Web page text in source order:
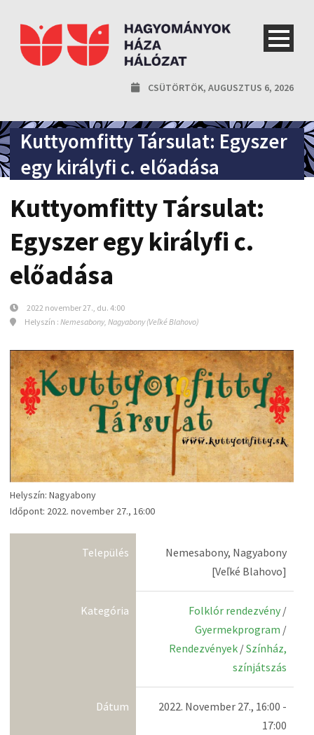
CSÜTÖRTÖK, AUGUSZTUS 6, 2026
Kuttyomfitty Társulat: Egyszer
egy királyfi c. előadása
Kuttyomfitty Társulat:
Egyszer egy királyfi c.
előadása
2022 november 27., du. 4:00
Helyszín : Nemesabony, Nagyabony (Veľké Blahovo)
Helyszín: Nagyabony
Időpont: 2022. november 27., 16:00
Település
Nemesabony, Nagyabony
[Veľké Blahovo]
Kategória Folklór rendezvény /
Gyermekprogram /
Rendezvények /Színház,
színjátszás
Dátum
2022. November 27., 16:00 -
17:00